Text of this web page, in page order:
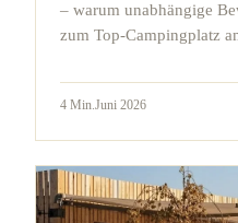
– warum unabhängige
zum Top-Campingplatz
4 Min. Juni 2026